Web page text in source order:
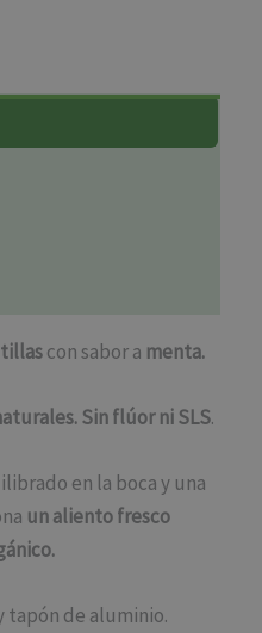
con sabor a menta.
Sin flúor ni SLS.
en la boca y una
un aliento fresco
tapón de aluminio.